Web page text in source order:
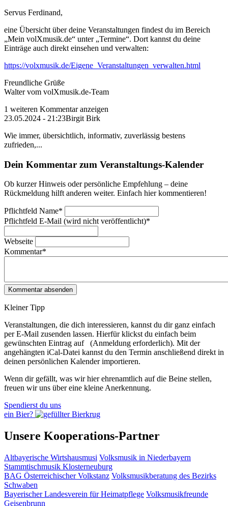
Servus Ferdinand,
eine Übersicht über deine Veranstaltungen findest du im Bereich
„Mein volXmusik.de“ unter „Termine“. Dort kannst du deine
Einträge auch direkt einsehen und verwalten:
https://volxmusik.de/Eigene_Veranstaltungen_verwalten.html
Freundliche Grüße
Walter vom volXmusik.de-Team
1 weiteren Kommentar anzeigen
23.05.2024 - 21:23Birgit Birk
Wie immer, übersichtlich, informativ, zuverlässig bestens
zufrieden,...
Dein Kommentar zum Veranstaltungs-Kalender
Ob kurzer Hinweis oder persönliche Empfehlung – deine
Rückmeldung hilft anderen weiter. Einfach hier kommentieren!
Pflichtfeld Name*
Pflichtfeld E-Mail (wird nicht veröffentlicht)*
Webseite
Kommentar*
Kleiner Tipp
Veranstaltungen, die dich interessieren, kannst du dir ganz einfach
per E‑Mail zusenden lassen. Hierfür klickst du einfach beim
gewünschten Eintrag auf
(Anmeldung erforderlich). Mit der
angehängten iCal-Datei kannst du den Termin anschließend direkt in
deinen persönlichen Kalender importieren.
Wenn dir gefällt, was wir hier ehrenamtlich auf die Beine stellen,
freuen wir uns über eine kleine Anerkennung.
Spendierst du uns
ein Bier?
Unsere Kooperations-Partner
Altbayerische Wirtshausmusi Volksmusik in Niederbayern
Stammtischmusik Klosterneuburg
BAG Österreichischer Volkstanz Volksmusikberatung des Bezirks
Schwaben
Bayerischer Landesverein für Heimatpflege Volksmusikfreunde
Geisenbrunn